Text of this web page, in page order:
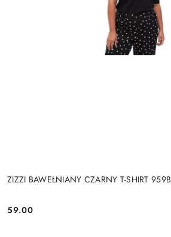
ZIZZI BAWEŁNIANY CZARNY T-SHIRT 959B
Cena:
59.00